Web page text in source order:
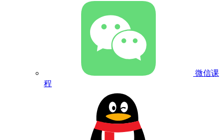
微信课
程